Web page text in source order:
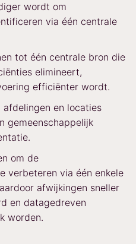
wordt om
via één centrale
tot één centrale bron die
elimineert,
efficiënter wordt.
afdelingen en locaties
gemeenschappelijk
om de
verbeteren via één enkele
afwijkingen sneller
en datagedreven
worden.